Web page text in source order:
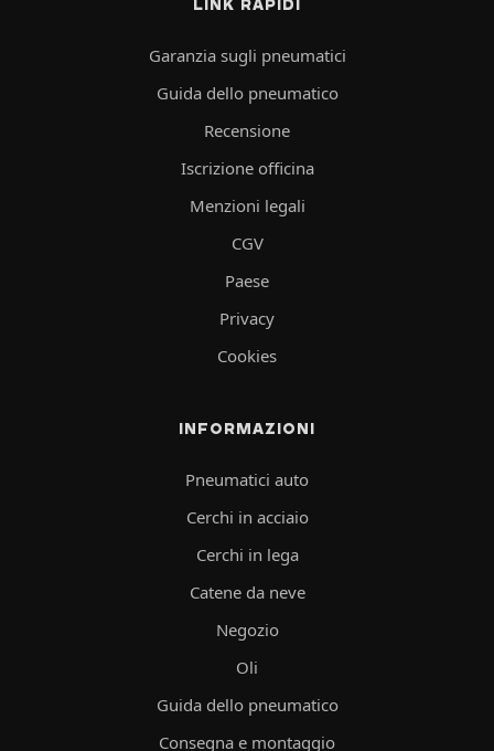
LINK RAPIDI
Garanzia sugli pneumatici
Guida dello pneumatico
Recensione
Iscrizione officina
Menzioni legali
CGV
Paese
Privacy
Cookies
INFORMAZIONI
Pneumatici auto
Cerchi in acciaio
Cerchi in lega
Catene da neve
Negozio
Oli
Guida dello pneumatico
Consegna e montaggio